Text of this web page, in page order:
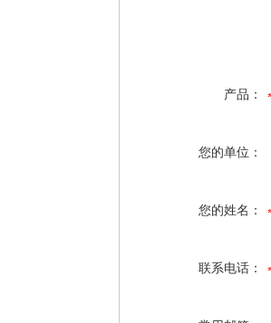
产品：
您的单位：
您的姓名：
联系电话：